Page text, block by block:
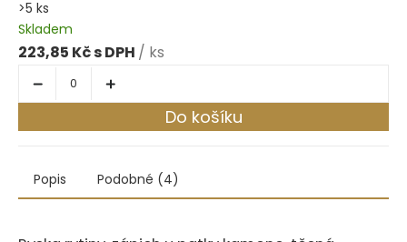
>5 ks
Skladem
223,85 Kč / ks
Do košíku
Popis Podobné (4)